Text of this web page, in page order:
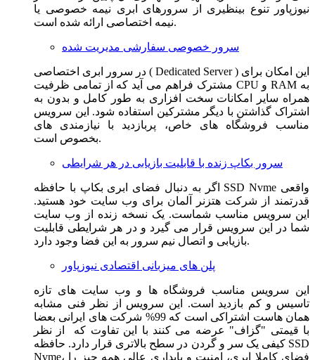
نیوزپاور تنوع بینظیری از سرورهای ابری نیمه خصوصی یا
نیمه اختصاصی ارائه شده است.
سرور خصوصی سفارشی مدیریت شده
در سرور ابری اختصاصی ( Dedicated Server ) این امکان برای
مشترک فراهم می آید که از تمامی ظرفیت CPU و RAM به
همراه سایر امکانات سخت افزاری به طور کامل و بدون به
اشتراک گذاشتن با دیگر مشترکین استفاده شود. این سرویس
مناسب فروشگاه های خاص، پربازدید با نیازمندی های
بخصوص است.
سرور بکاپ زنده با قابلیت بازیابی در هر شرایطی
اگر به دنبال فضای ابری بکاپ با حافظه SSD Nvme واقعی
قدرتمند از شرکت هتزنر آلمان برای وب سایت خود هستید.
این سرویس مناسب شماست. یک نسخه زنده از وب سایت
شما در این سرویس قرار می گیرد و در هر شرایطی قابلیت
بازیابی و اتصال نیم سرور به این فضا وجود دارد.
پلن های میزبانی اقتصادی نیوزپاور
این سرویس مناسب فروشگاه ها و وب سایت های تازه
تاسیس و کم بازدید است. این سرویس از نظر فنی مشابه
همان هاست اشتراکی است که 99% شرکت های ایرانی بعضا
با قیمتی "گزاف" عرضه می کنند با این تفاوت که از نظر
کیفی یک سر و گردن در سطح بالاتری قرار دارد. حافظه SSD
Nvme، فضای کاملا ابری، امنیت و پایداری عالی همه چیز را